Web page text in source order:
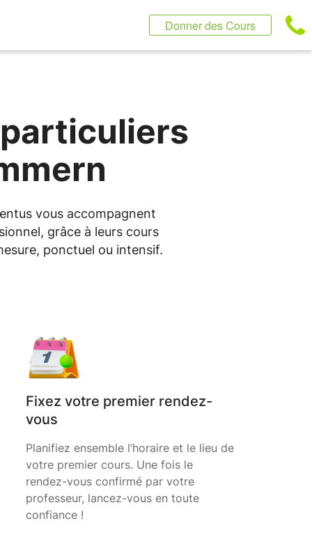
Donner des Cours
vous accompagnent
grâce à leurs cours
ponctuel ou intensif.
Fixez votre premier rendez-
vous
Planifiez ensemble l’horaire et le lieu de
votre premier cours. Une fois le
rendez-vous confirmé par votre
professeur, lancez-vous en toute
confiance !